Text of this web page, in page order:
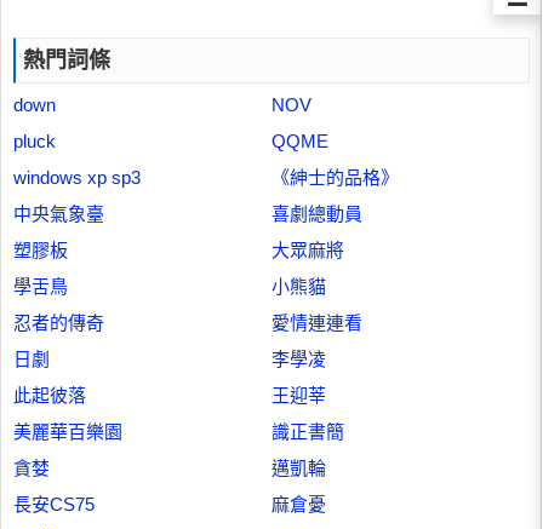
熱門詞條
down
NOV
pluck
QQME
windows xp sp3
《紳士的品格》
中央氣象臺
喜劇總動員
塑膠板
大眾麻將
學舌鳥
小熊貓
忍者的傳奇
愛情連連看
日劇
李學凌
此起彼落
王迎莘
美麗華百樂園
識正書簡
貪婪
邁凱輪
長安CS75
麻倉憂